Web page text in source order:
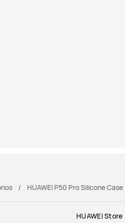
HUAWEI P50 Pro Silicone Case
HUAWEI Store